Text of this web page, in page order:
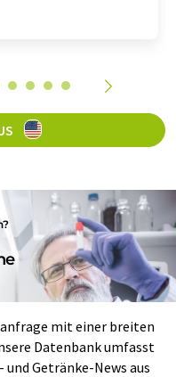
mit einer breiten
Datenbank umfasst
Getränke-News aus